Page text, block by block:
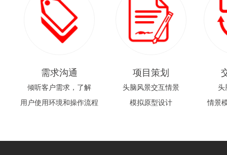
需求沟通
倾听客户需求，了解
用户使用环境和操作流程
项目策划
头脑风景交互情景
模拟原型设计
头
情景